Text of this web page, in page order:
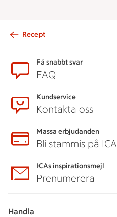
Recept
Få snabbt svar
FAQ
Kundservice
Kontakta oss
Massa erbjudanden
Bli stammis på ICA
ICAs inspirationsmejl
Prenumerera
Handla